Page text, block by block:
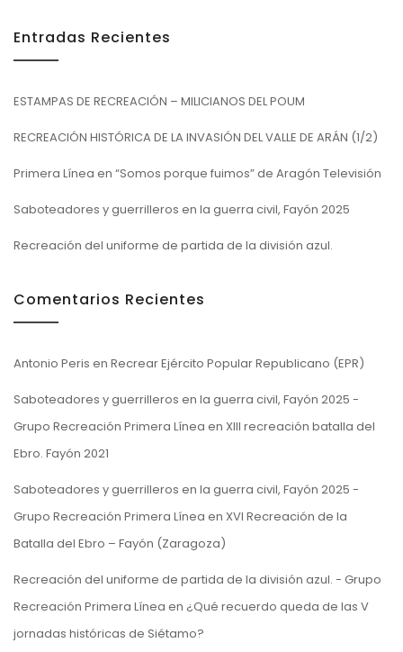
Entradas Recientes
ESTAMPAS DE RECREACIÓN – MILICIANOS DEL POUM
RECREACIÓN HISTÓRICA DE LA INVASIÓN DEL VALLE DE ARÁN (1/2)
Primera Línea en “Somos porque fuimos” de Aragón Televisión
Saboteadores y guerrilleros en la guerra civil, Fayón 2025
Recreación del uniforme de partida de la división azul.
Comentarios Recientes
Antonio Peris en Recrear Ejército Popular Republicano (EPR)
Saboteadores y guerrilleros en la guerra civil, Fayón 2025 -
Grupo Recreación Primera Línea en XIII recreación batalla del
Ebro. Fayón 2021
Saboteadores y guerrilleros en la guerra civil, Fayón 2025 -
Grupo Recreación Primera Línea en XVI Recreación de la
Batalla del Ebro – Fayón (Zaragoza)
Recreación del uniforme de partida de la división azul. - Grupo
Recreación Primera Línea en ¿Qué recuerdo queda de las V
jornadas históricas de Siétamo?